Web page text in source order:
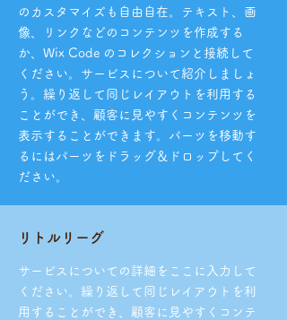
のカスタマイズも自由自在。テキスト、画
像、リンクなどのコンテンツを作成する
か、Wix Code のコレクションと接続して
ください。サービスについて紹介しましょ
う。繰り返して同じレイアウトを利用する
ことができ、顧客に見やすくコンテンツを
表示することができます。パーツを移動す
るにはパーツをドラッグ＆ドロップしてく
ださい。
リトルリーグ
サービスについての詳細をここに入力して
ください。繰り返して同じレイアウトを利
用することができ、顧客に見やすくコンテ